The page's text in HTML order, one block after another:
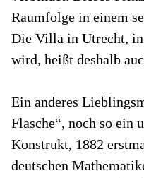
Raumfolge in einem
Die Villa in Utrecht, in
wird, heißt deshalb
Ein anderes
Flasche“, noch so ein
Konstrukt, 1882
deutschen